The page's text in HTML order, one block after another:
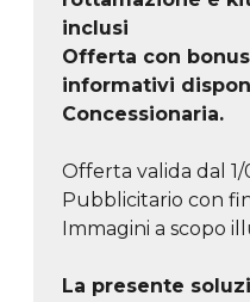
inclusi
Offerta con
informativi
Concessionaria.
Offerta valida dal 1/
Pubblicitario con
Immagini a scopo
La presente